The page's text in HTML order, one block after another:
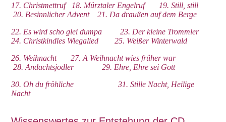
17. Christmettruf 18. Mürztaler Engelruf 19. Still, still
20. Besinnlicher Advent 21. Da draußen auf dem Berge
22. Es wird scho glei dumpa 23. Der kleine Trommler
24. Christkindles Wiegalied 25. Weißer Winterwald
26. Weihnacht 27. A Weihnacht wies früher war
28. Andachtsjodler 29. Ehre, Ehre sei Gott
30. Oh du fröhliche 31. Stille Nacht, Heilige
Nacht